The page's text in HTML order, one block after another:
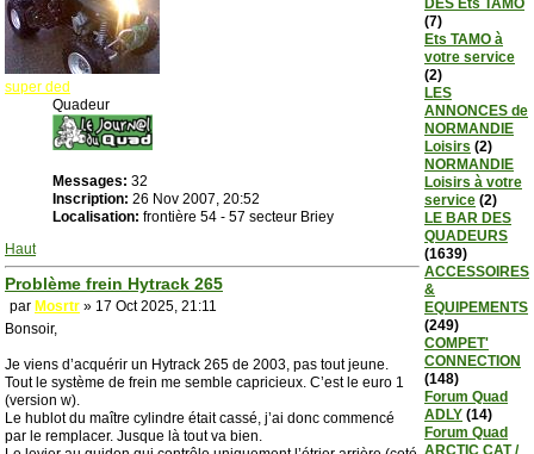
DES Ets TAMO
(7)
Ets TAMO à
votre service
(2)
LES
ANNONCES de
NORMANDIE
Loisirs (2)
NORMANDIE
Loisirs à votre
service (2)
LE BAR DES
QUADEURS
(1639)
ACCESSOIRES
&
EQUIPEMENTS
(249)
COMPET'
CONNECTION
(148)
Forum Quad
ADLY (14)
Forum Quad
ARCTIC CAT /
super ded
Quadeur
Messages: 32
Inscription: 26 Nov 2007, 20:52
Localisation: frontière 54 - 57 secteur Briey
Haut
Problème frein Hytrack 265
par Mosrtr » 17 Oct 2025, 21:11
Bonsoir,
Je viens d’acquérir un Hytrack 265 de 2003, pas tout jeune.
Tout le système de frein me semble capricieux. C’est le euro 1
(version w).
Le hublot du maître cylindre était cassé, j’ai donc commencé
par le remplacer. Jusque là tout va bien.